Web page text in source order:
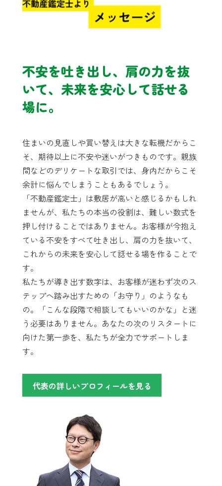
不安を吐き出し、肩の力を抜
いて、未来を安心して話せる
場に。
住まいの見直しや買い替えは大きな転機だからこ
そ、期待以上に不安や迷いがつきものです。親族
間などのデリケートな取引では、身内だからこそ
余計に悩んでしまうこともあるでしょう。
「不動産鑑定士」は敷居が高いと感じるかもしれ
ませんが、私たちの本当の役割は、難しい数式を
押し付けることではありません。お客様が今抱え
ている不安をすべて吐き出し、肩の力を抜いて、
これからの未来を安心して話せる場を作ることで
す。
私たちが導き出す数字は、お客様が迷わず次のス
テップへ踏み出すための「お守り」のようなも
の。「こんな段階で相談してもいいのかな」と迷
う必要はありません。あなたの次のリスタートに
向けた第一歩を、私たちが全力でサポートしま
す。
代表の詳しいプロフィールを見る